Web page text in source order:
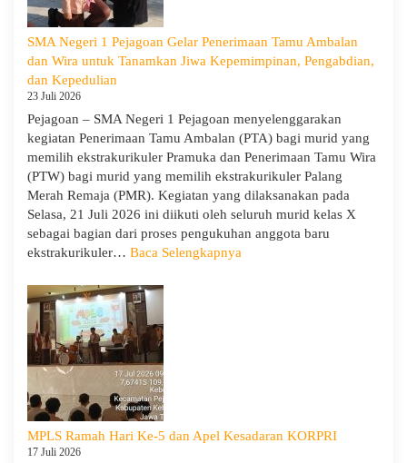
Kelas
X
SMAN
1
Pejagoan
Tahun
Pelajaran
2026/2027
SMA Negeri 1 Pejagoan Gelar Penerimaan Tamu Ambalan
dan Wira untuk Tanamkan Jiwa Kepemimpinan, Pengabdian,
dan Kepedulian
23 Juli 2026
Pejagoan – SMA Negeri 1 Pejagoan menyelenggarakan
kegiatan Penerimaan Tamu Ambalan (PTA) bagi murid yang
memilih ekstrakurikuler Pramuka dan Penerimaan Tamu Wira
(PTW) bagi murid yang memilih ekstrakurikuler Palang
Merah Remaja (PMR). Kegiatan yang dilaksanakan pada
Selasa, 21 Juli 2026 ini diikuti oleh seluruh murid kelas X
sebagai bagian dari proses pengukuhan anggota baru
ekstrakurikuler… Baca Selengkapnya
Wira
MPLS Ramah Hari Ke-5 dan Apel Kesadaran KORPRI
17 Juli 2026